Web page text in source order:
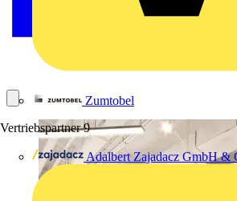
Zumtobel
Vertriebspartner 9
Adalbert Zajadacz GmbH &